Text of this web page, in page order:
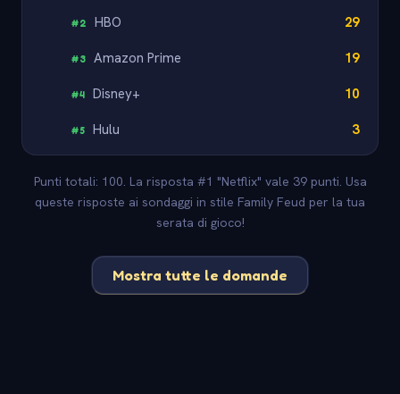
#2 HBO 29
#3 Amazon Prime 19
#4 Disney+ 10
#5 Hulu 3
Punti totali: 100. La risposta #1 "Netflix" vale 39 punti. Usa
queste risposte ai sondaggi in stile Family Feud per la tua
serata di gioco!
Mostra tutte le domande